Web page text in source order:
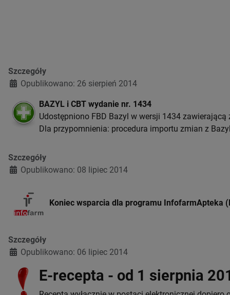
Szczegóły
Opublikowano: 26 sierpień 2014
BAZYL i CBT wydanie nr. 1434
Udostępniono FBD Bazyl w wersji 1434
Dla przypomnienia: procedura importu zmian z
Szczegóły
Opublikowano: 08 lipiec 2014
Koniec wsparcia dla programu InfofarmApteka
Szczegóły
Opublikowano: 06 lipiec 2014
E-recepta - od 1 sierpnia